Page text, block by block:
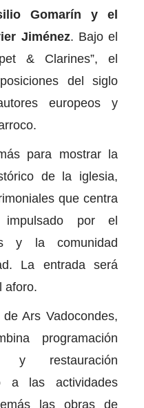
Gomarín y el
Jiménez. Bajo el
& Clarines”, el
del siglo
europeos y
para mostrar la
de la iglesia,
que centra
impulsado por el
y la comunidad
La entrada será
aforo.
Ars Vadocondes,
programación
y restauración
a las actividades
las obras de